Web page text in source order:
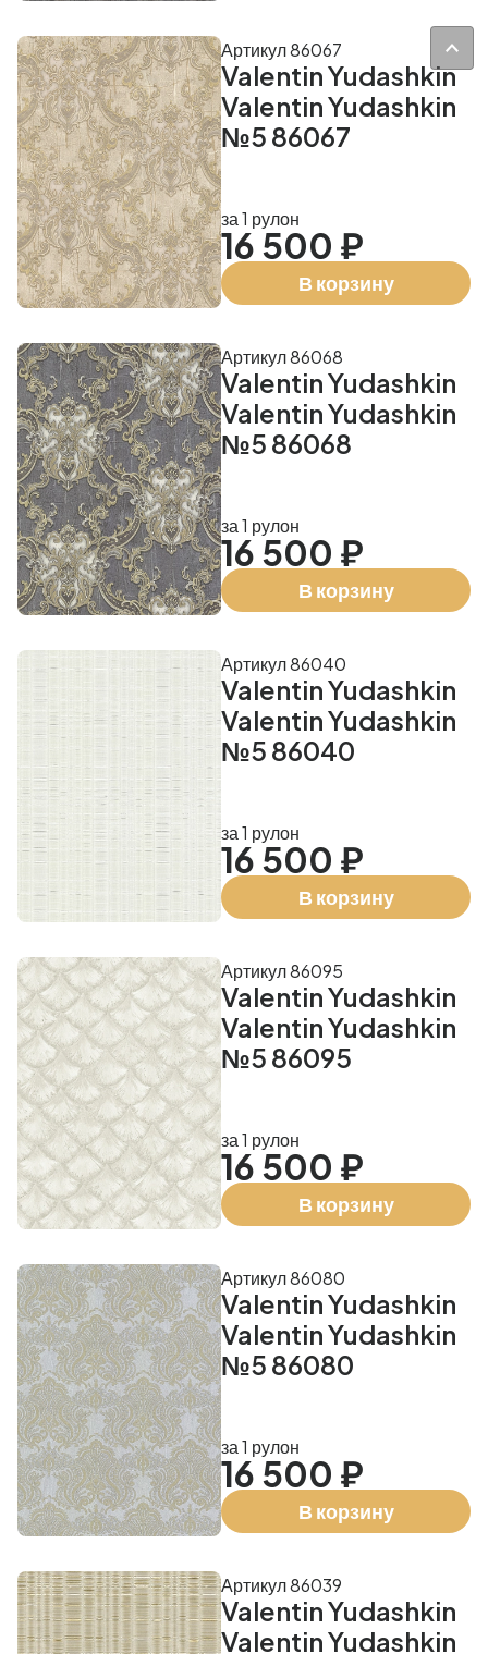
Valentin Yudashkin
Valentin Yudashkin
№5 86067
Артикул 86067
за 1 рулон
16 500 ₽
В корзину
Valentin Yudashkin
Valentin Yudashkin
№5 86068
Артикул 86068
за 1 рулон
16 500 ₽
В корзину
Valentin Yudashkin
Valentin Yudashkin
№5 86040
Артикул 86040
за 1 рулон
16 500 ₽
В корзину
Valentin Yudashkin
Valentin Yudashkin
№5 86095
Артикул 86095
за 1 рулон
16 500 ₽
В корзину
Valentin Yudashkin
Valentin Yudashkin
№5 86080
Артикул 86080
за 1 рулон
16 500 ₽
В корзину
Valentin Yudashkin
Valentin Yudashkin
Артикул 86039